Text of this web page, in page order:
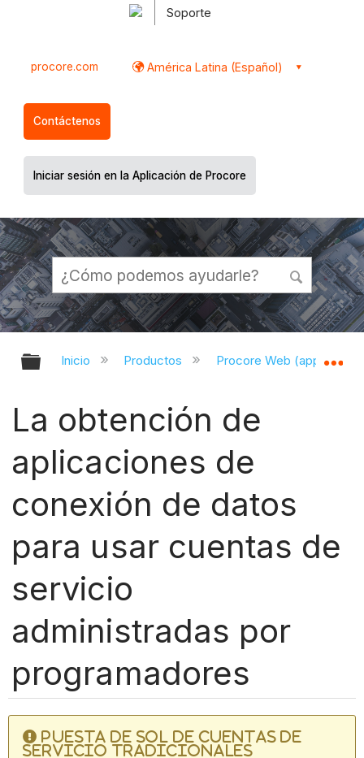
Soporte
procore.com América Latina (Español)
Contáctenos
Iniciar sesión en la Aplicación de Procore
Expandir/contraer jerarquía global
Inicio Productos Procore Web
La obtención de
aplicaciones de
conexión de datos
para usar cuentas de
servicio
administradas por
programadores
PUESTA DE SOL DE CUENTAS DE
SERVICIO TRADICIONALES